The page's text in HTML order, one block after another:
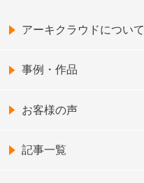
アーキクラウドについて
事例・作品
お客様の声
記事一覧